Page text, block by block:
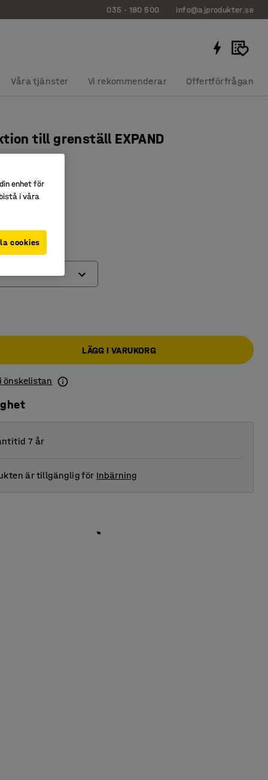
035 - 180 500 info@ajprodukter.se
Våra tjänster Vi rekommenderar Offertförfrågan
till grenställ EXPAND
LÄGG I VARUKORG
önskelistan
7 år
är tillgänglig för Inbärning
enhet för
i våra
cookies